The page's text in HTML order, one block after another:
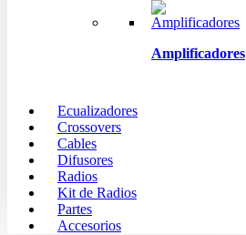
Amplificadores
Ecualizadores
Crossovers
Cables
Difusores
Radios
Kit de Radios
Partes
Accesorios